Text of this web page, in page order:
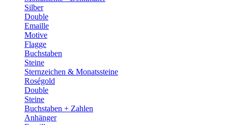
Silber
Double
Emaille
Motive
Flagge
Buchstaben
Steine
Sternzeichen & Monatssteine
Roségold
Double
Steine
Buchstaben + Zahlen
Anhänger